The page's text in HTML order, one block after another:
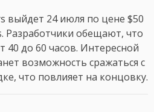
выйдет 24 июля по цене $50
Разработчики обещают, что
40 до 60 часов. Интересной
возможность сражаться с
что повлияет на концовку.